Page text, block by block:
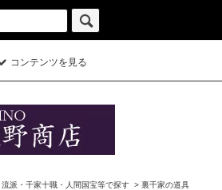
コンテンツを見る
流派・千家十職・人間国宝等で探す > 裏千家の道具